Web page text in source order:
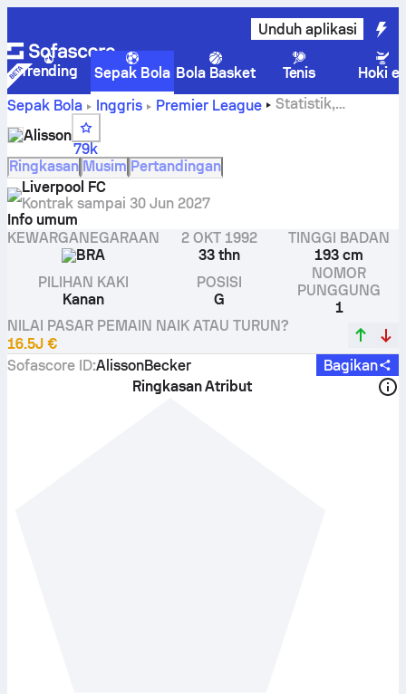
Unduh aplikasi
Trending Sepak Bola Bola Basket Tenis
Hoki es
Sepak Bola
Inggris Premier League
Statistik,
peringkat, dan gol Alisson
Alisson
79k
Ringkasan Musim Pertandingan
Liverpool FC
Kontrak sampai 30 Jun 2027
Info umum
KEWARGANEGARAAN
BRA
2 OKT 1992
33 thn
TINGGI BADAN
193 cm
PILIHAN KAKI
Kanan
POSISI
G
NOMOR
PUNGGUNG
1
NILAI PASAR PEMAIN NAIK ATAU TURUN?
16.5J €
Sofascore ID:AlissonBecker
Bagikan
Ringkasan Atribut